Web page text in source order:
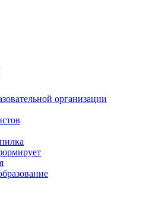
организации